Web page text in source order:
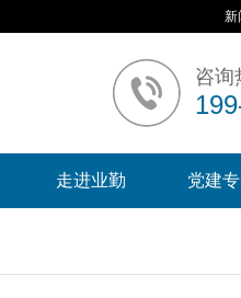
新
咨询
走进业勤 党建